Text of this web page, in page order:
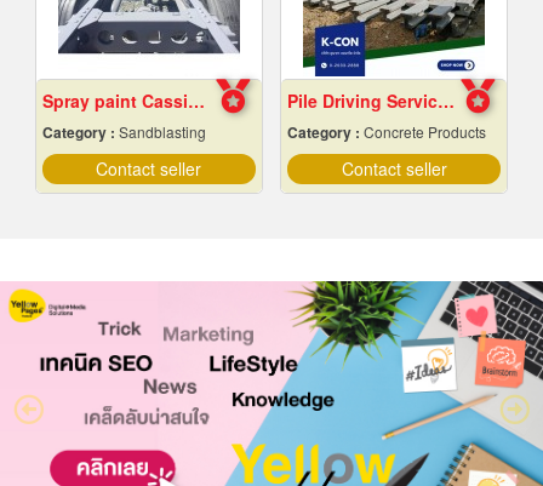
Spray paint Cassie cars, Chonburi
Category : Sandblasting
Contact seller
Pile Driving Services, Samut Prakan - Affordable Prices
Category : Concrete Products
Contact seller